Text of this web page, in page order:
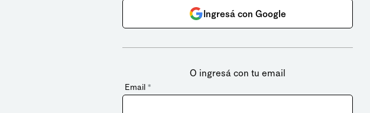
Ingresá con Google
O ingresá con tu email
Email *